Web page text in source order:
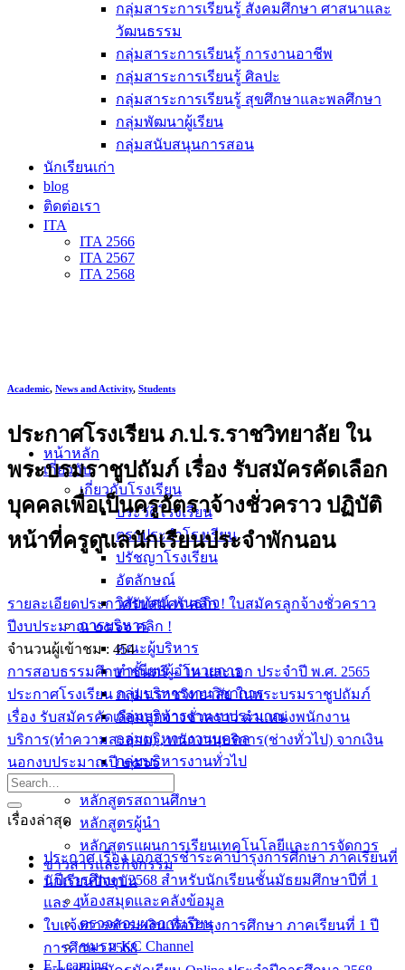
กลุ่มสาระการเรียนรู้ สังคมศึกษา ศาสนาและ
วัฒนธรรม
กลุ่มสาระการเรียนรู้ การงานอาชีพ
กลุ่มสาระการเรียนรู้ ศิลปะ
กลุ่มสาระการเรียนรู้ สุขศึกษาและพลศึกษา
กลุ่มพัฒนาผู้เรียน
กลุ่มสนับสนุนการสอน
นักเรียนเก่า
blog
ติดต่อเรา
ITA
ITA 2566
ITA 2567
ITA 2568
หน้าหลัก
เกี่ยวกับ
เกี่ยวกับโรงเรียน
ประวัติโรงเรียน
ตราประจำโรงเรียน
ปรัชญาโรงเรียน
อัตลักษณ์
วิสัยทัศน์ พันธกิจ
การบริหาร
คณะผู้บริหาร
ทำเนียบผู้อำนวยการ
กลุ่มบริหารงานวิชาการ
กลุ่มบริหารงานงบประมาณ
กลุ่มบริหารงานบุคคล
กลุ่มบริหารงานทั่วไป
หลักสูตร
หลักสูตรสถานศึกษา
หลักสูตรผู้นำ
หลักสูตรแผนการเรียนเทคโนโลยีและการจัดการ
ข่าวสารและกิจกรรม
นักเรียนปัจจุบัน
ห้องสมุดและคลังข้อมูล
ตรวจสอบผลการเรียน
ชมรม KC Channel
E-Learning
Academic, News and Activity, Students
ประกาศโรงเรียน ภ.ป.ร.ราชวิทยาลัย ใน
พระบรมราชูปถัมภ์ เรื่อง รับสมัครคัดเลือก
บุคคลเพื่อเป็นครูอัตราจ้างชั่วคราว ปฏิบัติ
หน้าที่ครูดูแลนักเรียนประจำพักนอน
รายละเอียดประกาศรับสมัคร คลิก ! ใบสมัครลูกจ้างชั่วคราว
ปีงบประมาณ ๒๕๖๖ คลิก !
จำนวนผู้เข้าชม : 454
การสอบธรรมศึกษาชั้นตรี – โท และเอก ประจำปี พ.ศ. 2565
ประกาศโรงเรียน ภ.ป.ร.ราชวิทยาลัย ในพระบรมราชูปถัมภ์
เรื่อง รับสมัครคัดเลือกลูกจ้างชั่วคราว ตำแหน่งพนักงาน
บริการ(ทำความสะอาด) , พนักงานบริการ(ช่างทั่วไป) จากเงิน
นอกงบประมาณปี ๒๕๖๖
เรื่องล่าสุด
ประกาศ เรื่อง เอกสารชำระค่าบำรุงการศึกษา ภาคเรียนที่
1 ปีการศึกษา 2568 สำหรับนักเรียนชั้นมัธยมศึกษาปีที่ 1
และ 4
ใบแจ้งการชำระเงินเพื่อบำรุงการศึกษา ภาคเรียนที่ 1 ปี
การศึกษา 2568